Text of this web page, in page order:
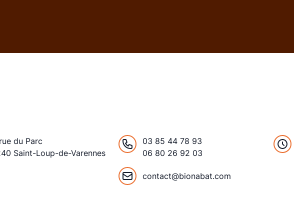
du Parc
Saint-Loup-de-Varennes
03 85 44 78 93
06 80 26 92 03
contact@bionabat.com